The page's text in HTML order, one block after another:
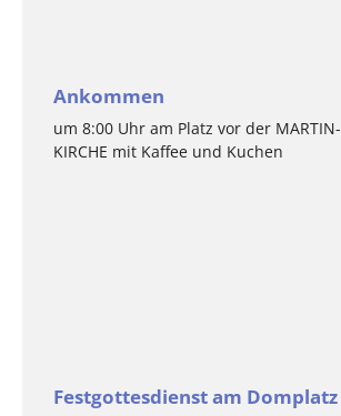
Ankommen
um 8:00 Uhr am Platz vor der MARTIN-
KIRCHE mit Kaffee und Kuchen
Festgottesdienst am Domplatz